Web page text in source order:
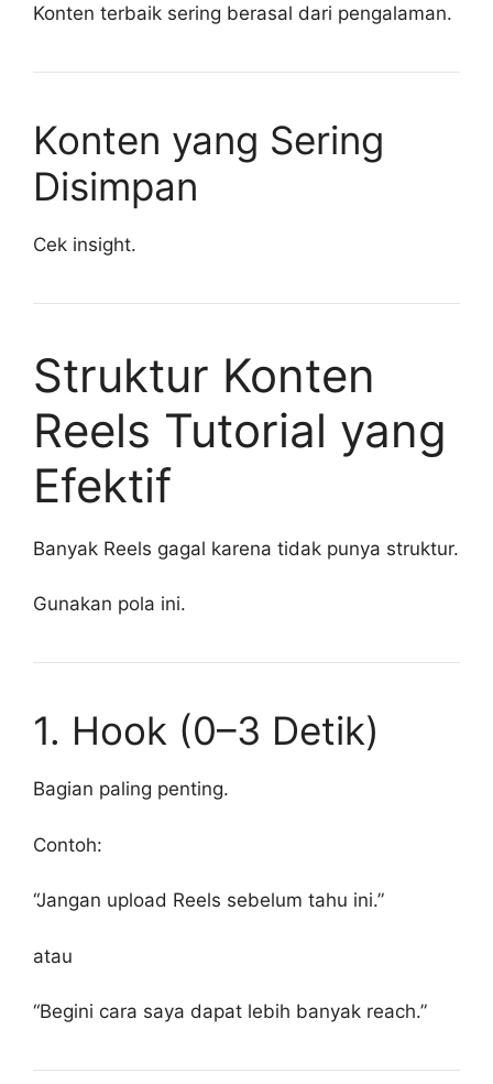
Konten terbaik sering berasal dari pengalaman.
Konten yang Sering
Disimpan
Cek insight.
Struktur Konten
Reels Tutorial yang
Efektif
Banyak Reels gagal karena tidak punya struktur.
Gunakan pola ini.
1. Hook (0–3 Detik)
Bagian paling penting.
Contoh:
“Jangan upload Reels sebelum tahu ini.”
atau
“Begini cara saya dapat lebih banyak reach.”